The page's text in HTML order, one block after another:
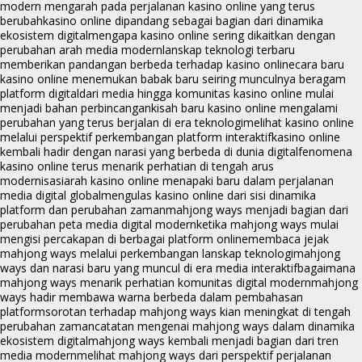
modern mengarah pada perjalanan kasino online yang terus
berubahkasino online dipandang sebagai bagian dari dinamika
ekosistem digitalmengapa kasino online sering dikaitkan dengan
perubahan arah media modernlanskap teknologi terbaru
memberikan pandangan berbeda terhadap kasino onlinecara baru
kasino online menemukan babak baru seiring munculnya beragam
platform digitaldari media hingga komunitas kasino online mulai
menjadi bahan perbincangankisah baru kasino online mengalami
perubahan yang terus berjalan di era teknologimelihat kasino online
melalui perspektif perkembangan platform interaktifkasino online
kembali hadir dengan narasi yang berbeda di dunia digitalfenomena
kasino online terus menarik perhatian di tengah arus
modernisasiarah kasino online menapaki baru dalam perjalanan
media digital globalmengulas kasino online dari sisi dinamika
platform dan perubahan zamanmahjong ways menjadi bagian dari
perubahan peta media digital modernketika mahjong ways mulai
mengisi percakapan di berbagai platform onlinemembaca jejak
mahjong ways melalui perkembangan lanskap teknologimahjong
ways dan narasi baru yang muncul di era media interaktifbagaimana
mahjong ways menarik perhatian komunitas digital modernmahjong
ways hadir membawa warna berbeda dalam pembahasan
platformsorotan terhadap mahjong ways kian meningkat di tengah
perubahan zamancatatan mengenai mahjong ways dalam dinamika
ekosistem digitalmahjong ways kembali menjadi bagian dari tren
media modernmelihat mahjong ways dari perspektif perjalanan